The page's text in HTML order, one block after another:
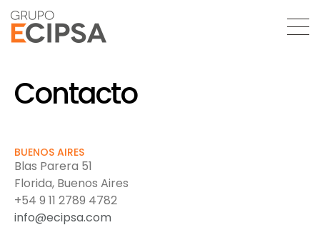
Contacto
BUENOS AIRES
Blas Parera 51
Florida, Buenos Aires
+54 9 11 2789 4782
info@ecipsa.com